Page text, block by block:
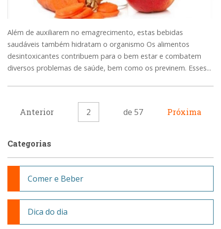
Além de auxiliarem no emagrecimento, estas bebidas
saudáveis também hidratam o organismo Os alimentos
desintoxicantes contribuem para o bem estar e combatem
diversos problemas de saúde, bem como os previnem. Esses...
Anterior 2 de 57 Próxima
Categorias
Comer e Beber
Dica do dia